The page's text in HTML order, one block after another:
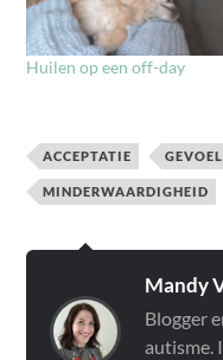
Huilen op een off-day
ACCEPTATIE
MINDERWAARDIGHEID
Mandy
Blogger
autisme.